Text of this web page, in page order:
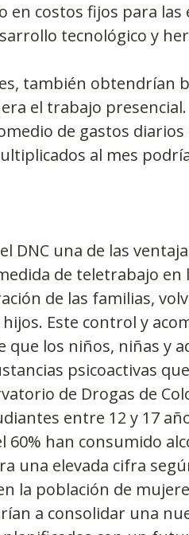
en costos fijos para
tecnológico y
también obtendrían
el trabajo
de gastos
al mes
DNC una de las
de teletrabajo en
de las familias,
Este control y
que los niños, niñas y
psicoactivas
de Drogas de
entre 12 y 17
60% han consumido
una elevada cifra
la población de
a consolidar una